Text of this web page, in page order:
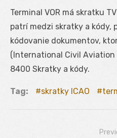
Terminal VOR má skratku
patrí medzi skratky a kódy,
kódovanie dokumentov,
(International Civil Aviation
8400 Skratky a kódy.
Tag: skratky ICAO